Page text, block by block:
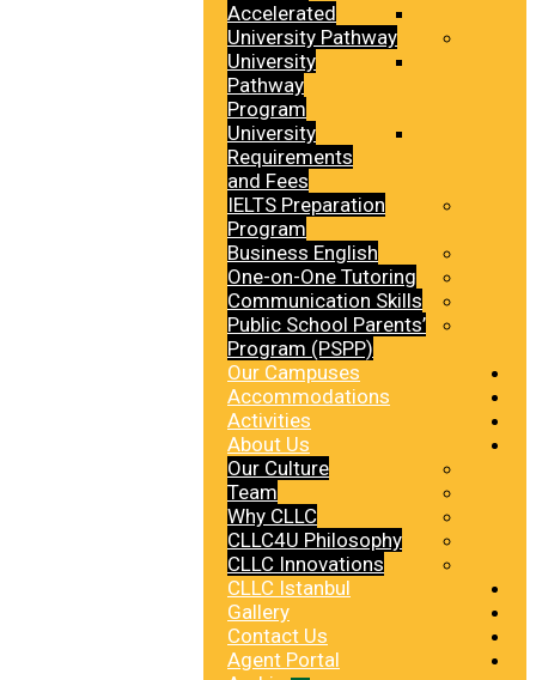
Accelerated
University Pathway
University
Pathway
Program
University
Requirements
and Fees
IELTS Preparation
Program
Business English
One-on-One Tutoring
Communication Skills
Public School Parents’
Program (PSPP)
Our Campuses
Accommodations
Activities
About Us
Our Culture
Team
Why CLLC
CLLC4U Philosophy
CLLC Innovations
CLLC Istanbul
Gallery
Contact Us
Agent Portal